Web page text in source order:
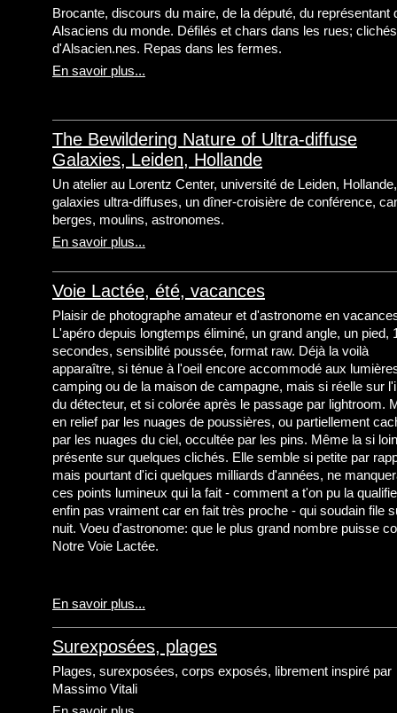
Brocante, discours du maire, de la député, du représentant
Alsaciens du monde. Défilés et chars dans les rues; clichés
d'Alsacien.nes. Repas dans les fermes.
En savoir plus...
The Bewildering Nature of Ultra-diffuse
Galaxies, Leiden, Hollande
Un atelier au Lorentz Center, université de Leiden, Hollande,
galaxies ultra-diffuses, un dîner-croisière de conférence,
berges, moulins, astronomes.
En savoir plus...
Voie Lactée, été, vacances
Plaisir de photographe amateur et d'astronome en
L'apéro depuis longtemps éliminé, un grand angle, un pied,
secondes, sensiblité poussée, format raw. Déjà la voilà
apparaître, si ténue à l'oeil encore accommodé aux
camping ou de la maison de campagne, mais si réelle sur
du détecteur, et si colorée après le passage par lightroom.
en relief par les nuages de poussières, ou partiellement
par les nuages du ciel, occultée par les pins. Même la si
présente sur quelques clichés. Elle semble si petite par
mais pourtant d'ici quelques milliards d'années, ne
ces points lumineux qui la fait - comment a t'on pu la
enfin pas vraiment car en fait très proche - qui soudain file
nuit. Voeu d'astronome: que le plus grand nombre puisse
Notre Voie Lactée.
En savoir plus...
Surexposées, plages
Plages, surexposées, corps exposés, librement inspiré par
Massimo Vitali